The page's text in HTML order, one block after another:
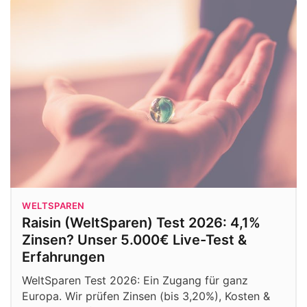
WELTSPAREN
Raisin (WeltSparen) Test 2026: 4,1%
Zinsen? Unser 5.000€ Live-Test &
Erfahrungen
WeltSparen Test 2026: Ein Zugang für ganz
Europa. Wir prüfen Zinsen (bis 3,20%), Kosten &